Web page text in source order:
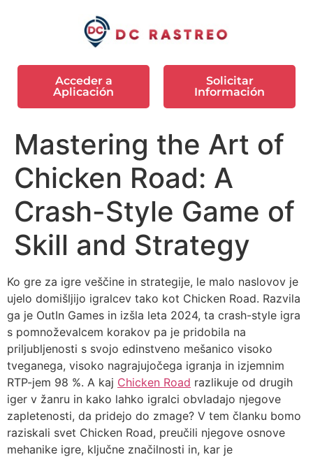
Acceder a
Aplicación
Solicitar
Información
Mastering the Art of
Chicken Road: A
Crash-Style Game of
Skill and Strategy
Ko gre za igre veščine in strategije, le malo naslovov je
ujelo domišljijo igralcev tako kot Chicken Road. Razvila
ga je OutIn Games in izšla leta 2024, ta crash-style igra
s pomnoževalcem korakov pa je pridobila na
priljubljenosti s svojo edinstveno mešanico visoko
tveganega, visoko nagrajujočega igranja in izjemnim
RTP-jem 98 %. A kaj Chicken Road razlikuje od drugih
iger v žanru in kako lahko igralci obvladajo njegove
zapletenosti, da pridejo do zmage? V tem članku bomo
raziskali svet Chicken Road, preučili njegove osnove
mehanike igre, ključne značilnosti in, kar je